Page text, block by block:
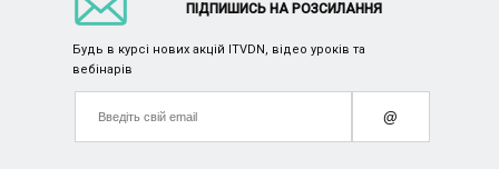
ПІДПИШИСЬ НА РОЗСИЛАННЯ
Будь в курсі нових акцій ITVDN, відео уроків та
вебінарів
@